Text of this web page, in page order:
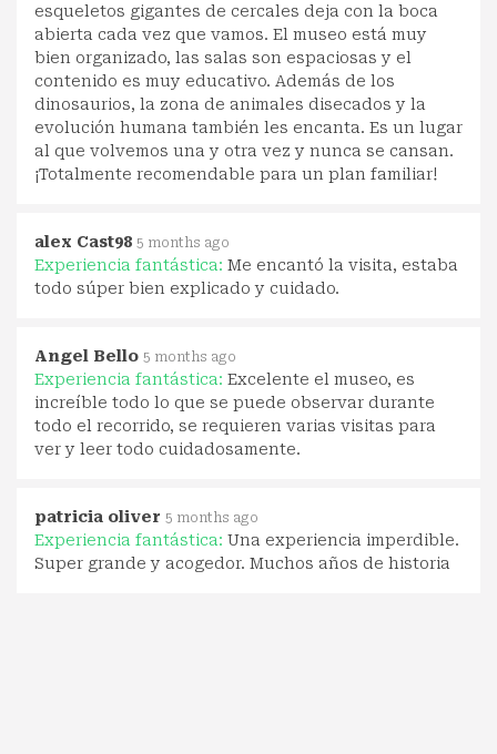
esqueletos gigantes de cercales deja con la boca
abierta cada vez que vamos. El museo está muy
bien organizado, las salas son espaciosas y el
contenido es muy educativo. Además de los
dinosaurios, la zona de animales disecados y la
evolución humana también les encanta. Es un lugar
al que volvemos una y otra vez y nunca se cansan.
¡Totalmente recomendable para un plan familiar!
alex Cast98 5 months ago
Experiencia fantástica: Me encantó la visita, estaba
todo súper bien explicado y cuidado.
Angel Bello 5 months ago
Experiencia fantástica: Excelente el museo, es
increíble todo lo que se puede observar durante
todo el recorrido, se requieren varias visitas para
ver y leer todo cuidadosamente.
patricia oliver 5 months ago
Experiencia fantástica: Una experiencia imperdible.
Super grande y acogedor. Muchos años de historia